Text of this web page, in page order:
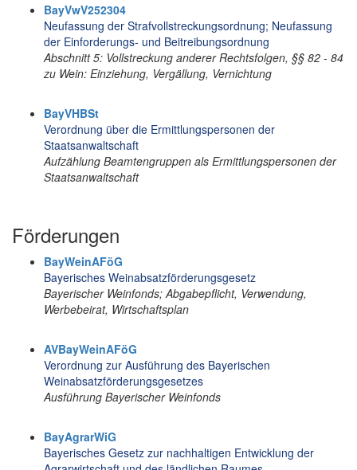
BayVwV252304
Neufassung der Strafvollstreckungsordnung; Neufassung
der Einforderungs- und Beitreibungsordnung
Abschnitt 5: Vollstreckung anderer Rechtsfolgen, §§ 82 - 84
zu Wein: Einziehung, Vergällung, Vernichtung
BayVHBSt
Verordnung über die Ermittlungspersonen der
Staatsanwaltschaft
Aufzählung Beamtengruppen als Ermittlungspersonen der
Staatsanwaltschaft
Förderungen
BayWeinAFöG
Bayerisches Weinabsatzförderungsgesetz
Bayerischer Weinfonds; Abgabepflicht, Verwendung,
Werbebeirat, Wirtschaftsplan
AVBayWeinAFöG
Verordnung zur Ausführung des Bayerischen
Weinabsatzförderungsgesetzes
Ausführung Bayerischer Weinfonds
BayAgrarWiG
Bayerisches Gesetz zur nachhaltigen Entwicklung der